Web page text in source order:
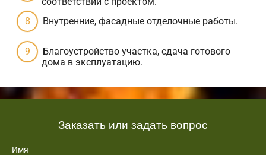
Внутренние, фасадные отделочные работы.
Благоустройство участка, сдача готового
дома в эксплуатацию.
Заказать или задать вопрос
Имя